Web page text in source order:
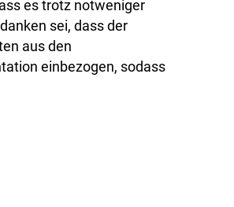
es trotz notweniger
sei, dass der
aus den
einbezogen, sodass